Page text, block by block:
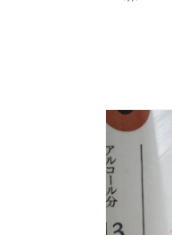
略過產
品資訊